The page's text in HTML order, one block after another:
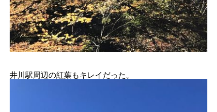
井川駅周辺の紅葉もキレイだった。